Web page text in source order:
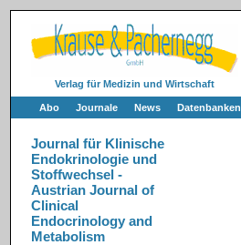
Verlag für Medizin und Wirtschaft
Abo Journale News Datenbanken
Journal für Klinische
Endokrinologie und
Stoffwechsel -
Austrian Journal of
Clinical
Endocrinology and
Metabolism